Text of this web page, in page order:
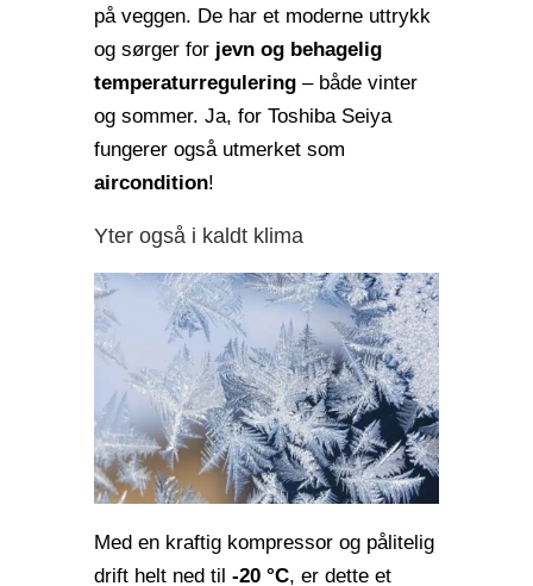
på veggen. De har et moderne uttrykk
og sørger for jevn og behagelig
temperaturregulering – både vinter
og sommer. Ja, for Toshiba Seiya
fungerer også utmerket som
aircondition!
Yter også i kaldt klima
Med en kraftig kompressor og pålitelig
drift helt ned til -20 °C, er dette et